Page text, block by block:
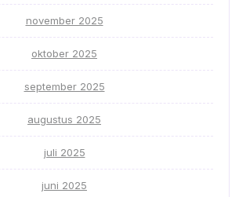
november 2025
oktober 2025
september 2025
augustus 2025
juli 2025
juni 2025